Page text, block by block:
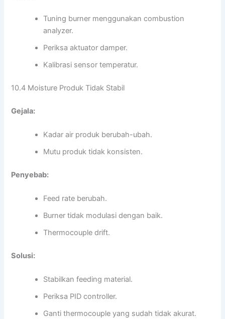
Tuning burner menggunakan combustion
analyzer.
Periksa aktuator damper.
Kalibrasi sensor temperatur.
10.4 Moisture Produk Tidak Stabil
Gejala:
Kadar air produk berubah-ubah.
Mutu produk tidak konsisten.
Penyebab:
Feed rate berubah.
Burner tidak modulasi dengan baik.
Thermocouple drift.
Solusi:
Stabilkan feeding material.
Periksa PID controller.
Ganti thermocouple yang sudah tidak akurat.